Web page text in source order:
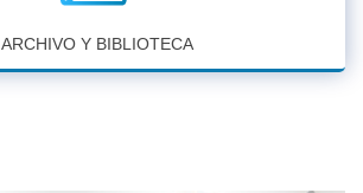
ARCHIVO Y BIBLIOTECA